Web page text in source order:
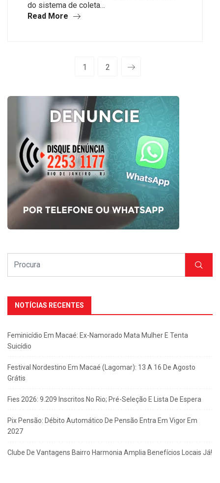
do sistema de coleta…
Read More
1 2
NOTÍCIAS RECENTES
Feminicídio Em Macaé: Ex-Namorado Mata Mulher E Tenta
Suicídio
Festival Nordestino Em Macaé (Lagomar): 13 A 16 De Agosto
Grátis
Fies 2026: 9.209 Inscritos No Rio; Pré-Seleção E Lista De Espera
Pix Pensão: Débito Automático De Pensão Entra Em Vigor Em
2027
Clube De Vantagens Bairro Harmonia Amplia Benefícios Locais Já!